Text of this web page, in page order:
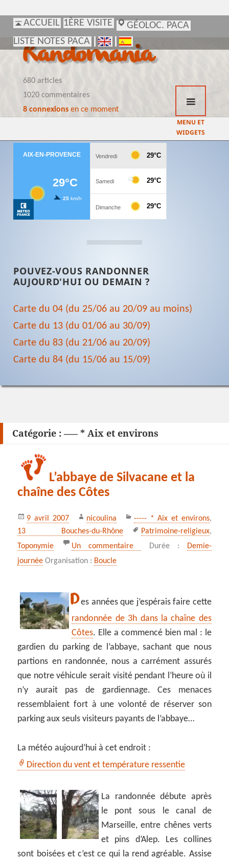
ACCUEIL 1ÈRE VISITE
GÉOLOC. PACA
LISTE NOTES PACA
Randomania
680 articles
1020 commentaires
8 connexionsen ce moment
MENU ET
WIDGETS
POUVEZ-VOUS RANDONNER
AUJOURD'HUI OU DEMAIN ?
Carte du 04 (du 25/06 au 20/09 au moins)
Carte du 13 (du 01/06 au 30/09)
Carte du 83 (du 21/06 au 20/09)
Carte du 84 (du 15/06 au 15/09)
ACCUEIL 1ÈRE VISITE
GÉOLOC. PACA
LISTE NOTES PACA
Catégorie : —– * Aix et environs
L’abbaye de Silvacane et la
chaîne des Côtes
Publié
le
9 avril 2007 Auteur
nicoulina Catégories
----- * Aix et environs,
13 Bouches-du-Rhône
Mots-
clés
Patrimoine-religieux,
Toponymie
Un commentaire
sur L’abbaye de
Durée : Demie-
journée Organisation : Boucle
Des années que j’espérais faire cette
randonnée de 3h dans la chaîne des
Côtes. Elle a commencé bien mal : le
gardien du parking de l’abbaye, sachant que nous
partions en randonnée, nous a carrément assurés
que notre véhicule serait visité pendant l’heure où il
n’y aurait pas de gardiennage. Ces menaces
ressemblaient fort à une volonté de réserver son
parking aux seuls visiteurs payants de l’abbaye…
La météo aujourd’hui à cet endroit :
Direction du vent et température ressentie
La randonnée débute après
le pont sous le canal de
Marseille, entre chênes verts
et pins d’Alep. Les collines
sont boisées et c’est ce qui la rend agréable. Assise